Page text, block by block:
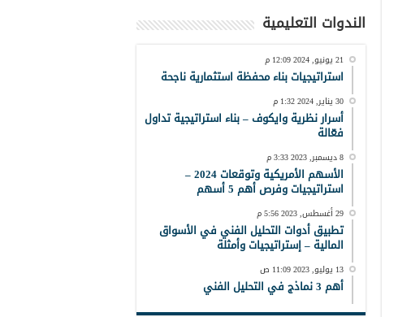
الندوات التعليمية
21 يونيو, 2024 12:09 م
استراتيجيات بناء محفظة استثمارية ناجحة
30 يناير, 2024 1:32 م
أسرار نظرية وايكوف – بناء استراتيجية تداول
فعّالة
8 ديسمبر, 2023 3:33 م
الأسهم الأمريكية وتوقعات 2024 –
استراتيجيات وفرص أهم 5 أسهم
29 أغسطس, 2023 5:56 م
تطبيق أدوات التحليل الفني في الأسواق
المالية – إستراتيجيات وأمثلة
13 يوليو, 2023 11:09 ص
أهم 3 نماذج في التحليل الفني